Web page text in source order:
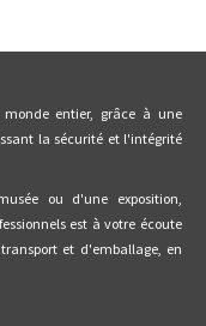
entier, grâce à une
la sécurité et l'intégrité
ou d'une exposition,
est à votre écoute
et d'emballage, en